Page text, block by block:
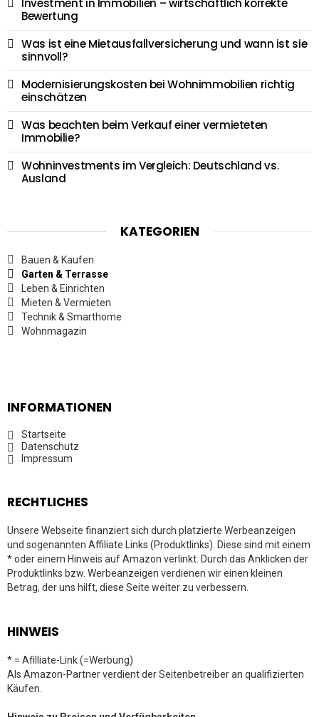
Bewertung
Was ist eine Mietausfallversicherung und wann ist sie
sinnvoll?
Modernisierungskosten bei Wohnimmobilien richtig
einschätzen
Was beachten beim Verkauf einer vermieteten
Immobilie?
Wohninvestments im Vergleich: Deutschland vs.
Ausland
KATEGORIEN
Bauen & Kaufen
Garten & Terrasse
Leben & Einrichten
Mieten & Vermieten
Technik & Smarthome
Wohnmagazin
INFORMATIONEN
Startseite
Datenschutz
Impressum
RECHTLICHES
Unsere Webseite finanziert sich durch platzierte Werbeanzeigen
und sogenannten Affiliate Links (Produktlinks). Diese sind mit einem
* oder einem Hinweis auf Amazon verlinkt. Durch das Anklicken der
Produktlinks bzw. Werbeanzeigen verdienen wir einen kleinen
Betrag, der uns hilft, diese Seite weiter zu verbessern.
HINWEIS
* = Afilliate-Link (=Werbung)
Als Amazon-Partner verdient der Seitenbetreiber an qualifizierten
Käufen.